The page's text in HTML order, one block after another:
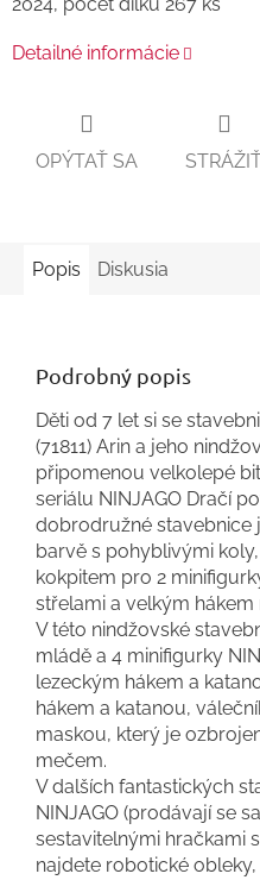
2024, počet dílků 267 ks
Detailné informácie
OPÝTAŤ SA
Popis Diskusia
Podrobný popis
Děti od 7 let si se
(71811) Arin a jeho
připomenou velkolepé
seriálu NINJAGO Dračí
dobrodružné stavebnice
barvě s pohyblivými
kokpitem pro 2
střelami a velkým
V této nindžovské
mládě a 4 minifigurky
lezeckým hákem a
hákem a katanou,
maskou, který je
mečem.
V dalších fantastických
NINJAGO (prodávají se
sestavitelnými hračkami
najdete robotické